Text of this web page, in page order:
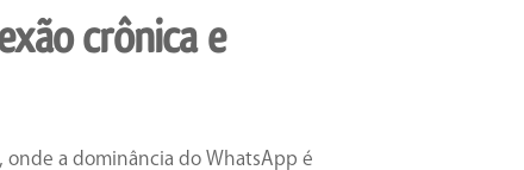
crônica e
onde a dominância do WhatsApp é